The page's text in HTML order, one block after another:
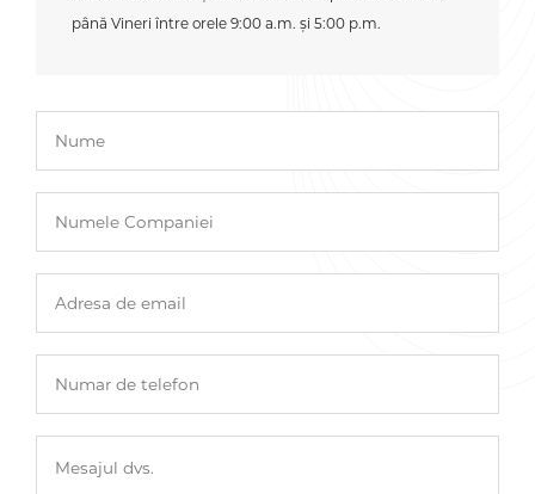
până Vineri între orele 9:00 a.m. și 5:00 p.m.